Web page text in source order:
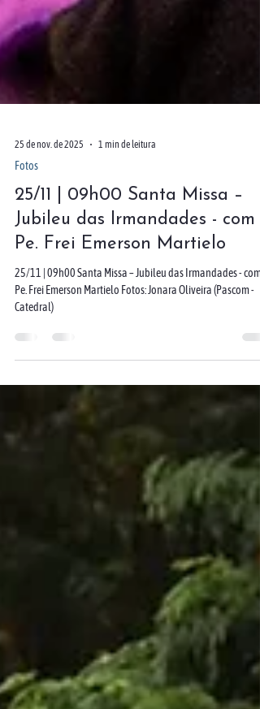
Fotos
25/11 | 09h00 Santa Missa –
Jubileu das Irmandades - com
Pe. Frei Emerson Martielo
25/11 | 09h00 Santa Missa – Jubileu das Irmandades - com
Catedral)